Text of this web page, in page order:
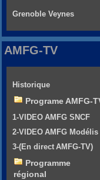
Grenoble Veynes
AMFG-TV
Historique
Programe AMFG-
1-VIDEO AMFG SNCF
2-VIDEO AMFG Modélis
3-(En direct AMFG-TV)
Programme
régional